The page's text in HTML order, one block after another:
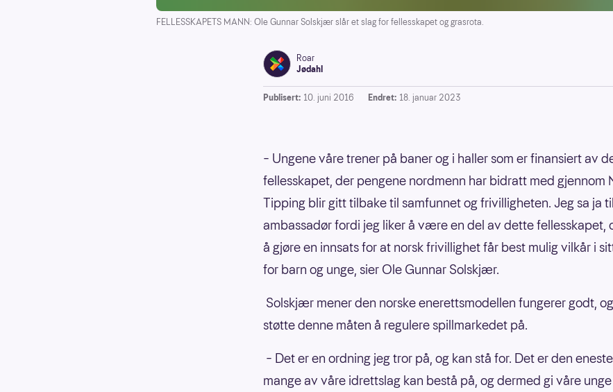
FELLESSKAPETS MANN: Ole Gunnar Solskjær slår et slag for fellesskapet og grasrota.
Roar
Jødahl
Publisert: 10. juni 2016 Endret: 18. januar 2023
– Ungene våre trener på baner og i haller som er finansiert av
fellesskapet, der pengene nordmenn har bidratt med gjennom
Tipping blir gitt tilbake til samfunnet og frivilligheten. Jeg sa ja
ambassadør fordi jeg liker å være en del av dette fellesskapet,
å gjøre en innsats for at norsk frivillighet får best mulig vilkår i
for barn og unge, sier Ole Gunnar Solskjær.
Solskjær mener den norske enerettsmodellen fungerer godt,
støtte denne måten å regulere spillmarkedet på.
– Det er en ordning jeg tror på, og kan stå for. Det er den
mange av våre idrettslag kan bestå på, og dermed gi våre